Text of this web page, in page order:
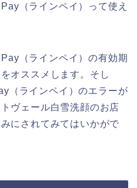
（ラインペイ）って使え
（ラインペイ）の有効期
オススメします。そし
（ラインペイ）のエラーが
ヴェール白雪洗顔のお店
にされてみてはいかがで